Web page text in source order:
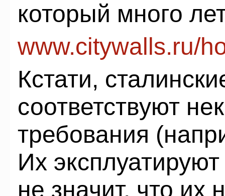
который много
www.citywalls.ru/
Кстати,
соответствуют
требования
Их
не значит, что их